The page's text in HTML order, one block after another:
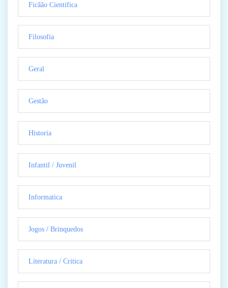
Ficãão Cientifica
Filosofia
Geral
Gestão
Historia
Infantil / Juvenil
Informatica
Jogos / Brinquedos
Literatura / Critica